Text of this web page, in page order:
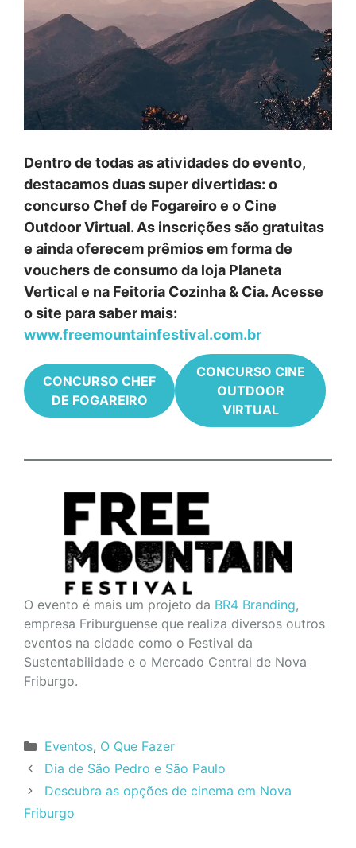
Dentro de todas as atividades do evento,
destacamos duas super divertidas: o
concurso Chef de Fogareiro e o Cine
Outdoor Virtual. As inscrições são gratuitas
e ainda oferecem prêmios em forma de
vouchers de consumo da loja Planeta
Vertical e na Feitoria Cozinha & Cia. Acesse
o site para saber mais:
www.freemountainfestival.com.br
CONCURSO CHEF
DE FOGAREIRO
CONCURSO CINE
OUTDOOR
VIRTUAL
O evento é mais um projeto da BR4 Branding,
empresa Friburguense que realiza diversos outros
eventos na cidade como o Festival da
Sustentabilidade e o Mercado Central de Nova
Friburgo.
Categorias
Eventos, O Que Fazer
Dia de São Pedro e São Paulo
Descubra as opções de cinema em Nova
Friburgo